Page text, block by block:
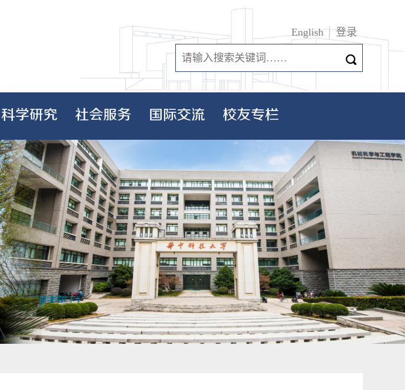
English 登录
科学研究 社会服务 国际交流 校友专栏